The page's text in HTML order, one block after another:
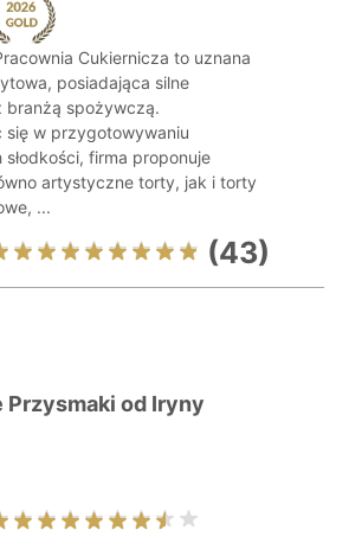
Cukiernicza to uznana
posiadająca silne
branżą spożywczą.
się w przygotowywaniu
firma proponuje
artystyczne torty, jak i torty
...
(43)
Przysmaki od Iryny